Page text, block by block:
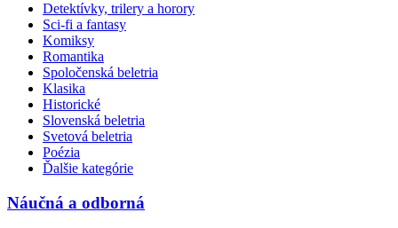
Detektívky, trilery a horory
Sci-fi a fantasy
Komiksy
Romantika
Spoločenská beletria
Klasika
Historické
Slovenská beletria
Svetová beletria
Poézia
Ďalšie kategórie
Náučná a odborná